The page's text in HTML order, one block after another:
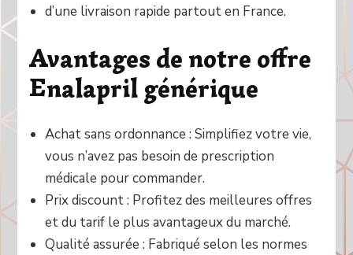
d’une livraison rapide partout en France.
Avantages de notre offre
Enalapril générique
Achat sans ordonnance : Simplifiez votre vie,
vous n’avez pas besoin de prescription
médicale pour commander.
Prix discount : Profitez des meilleures offres
et du tarif le plus avantageux du marché.
Qualité assurée : Fabriqué selon les normes